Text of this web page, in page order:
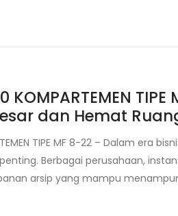
KOMPARTEMEN
dan Hemat
TIPE MF 8-22 – Dalam era
Berbagai perusahaan,
arsip yang mampu